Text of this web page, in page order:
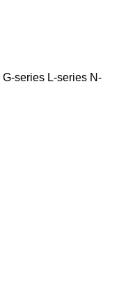
G-series L-series N-